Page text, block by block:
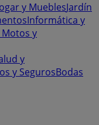
y MueblesJardín
Informática y
Motos y
y
y SegurosBodas